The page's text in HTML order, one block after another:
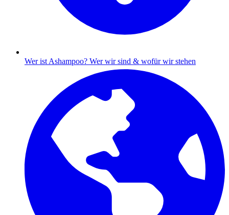
Wer ist Ashampoo? Wer wir sind & wofür wir stehen